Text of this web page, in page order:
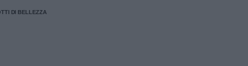
DI BELLEZZA